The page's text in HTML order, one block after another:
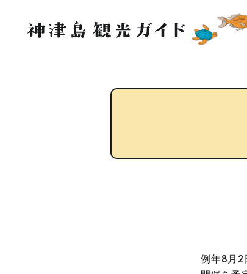
例年8月